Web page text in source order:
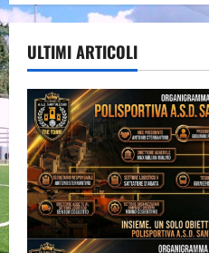
ULTIMI ARTICOLI